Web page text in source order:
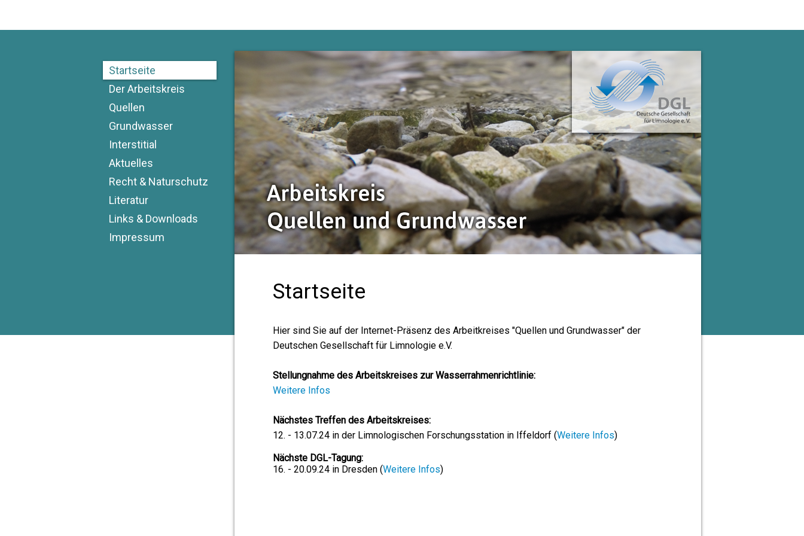
Startseite
Der Arbeitskreis
Quellen
Grundwasser
Interstitial
Aktuelles
Recht & Naturschutz
Literatur
Links & Downloads
Impressum
Startseite
Hier sind Sie auf der Internet-Präsenz des Arbeitkreises "Quellen und Grundwasser" der
Deutschen Gesellschaft für Limnologie e.V.
Stellungnahme des Arbeitskreises zur Wasserrahmenrichtlinie:
Weitere Infos
Nächstes Treffen des Arbeitskreises:
12. - 13.07.24 in der Limnologischen Forschungsstation in Iffeldorf (Weitere Infos)
Nächste DGL-Tagung:
16. - 20.09.24 in Dresden (Weitere Infos)